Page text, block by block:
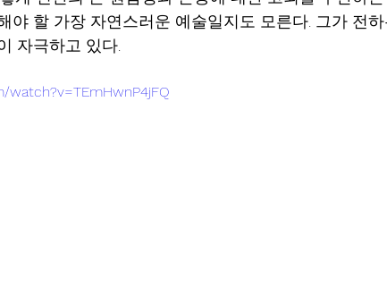
야 할 가장 자연스러운 예술일지도 모른다. 그가 전
자극하고 있다.